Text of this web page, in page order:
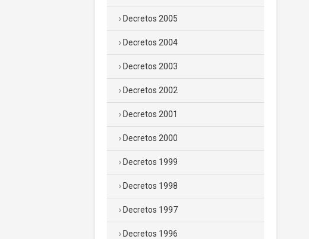
Decretos 2005
Decretos 2004
Decretos 2003
Decretos 2002
Decretos 2001
Decretos 2000
Decretos 1999
Decretos 1998
Decretos 1997
Decretos 1996